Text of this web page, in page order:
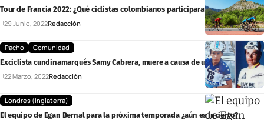
Tour de Francia 2022: ¿Qué ciclistas colombianos participaran?
29 Junio, 2022Redacción
Pacho
Comunidad
Exciclista cundinamarqués Samy Cabrera, muere a causa de un rayo
22 Marzo, 2022Redacción
Londres (Inglaterra)
El equipo de Egan Bernal para la próxima temporada ¿aún es incierto?